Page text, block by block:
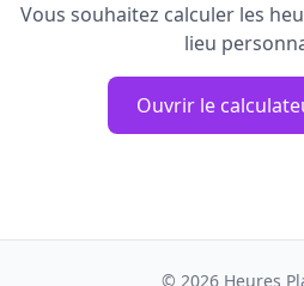
Vous souhaitez calculer les
lieu
Ouvrir le
© 2026 Heures